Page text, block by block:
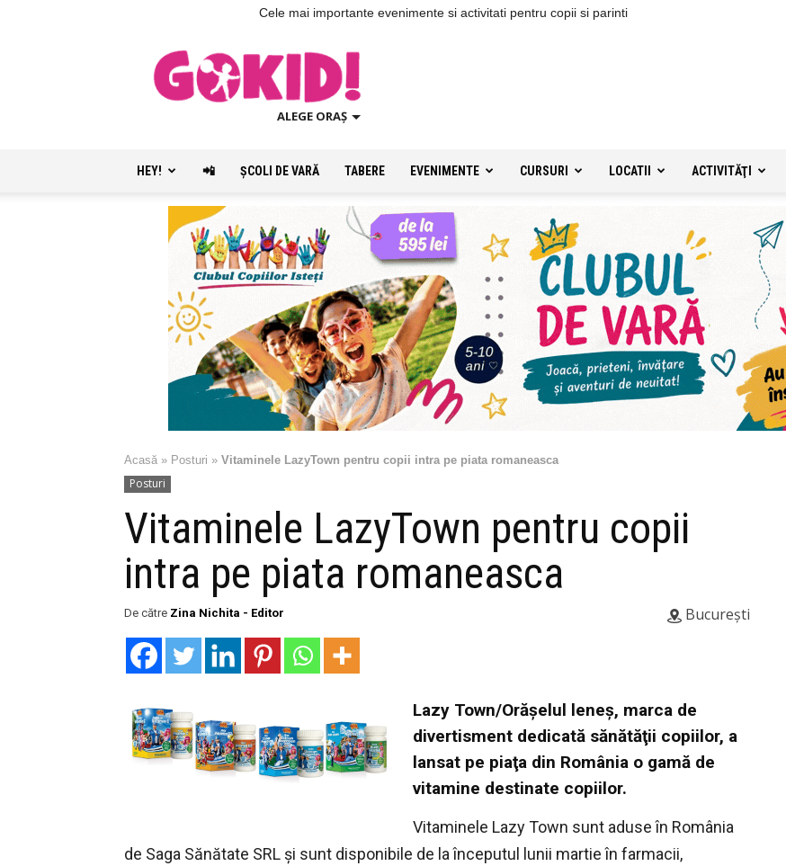
Cele mai importante evenimente si activitati pentru copii si parinti
ALEGE ORAȘ
HEY! 📲 ŞCOLI DE VARĂ TABERE EVENIMENTE CURSURI LOCATII ACTIVITĂŢI
Acasă » Posturi » Vitaminele LazyTown pentru copii intra pe piata romaneasca
Posturi
Vitaminele LazyTown pentru copii
intra pe piata romaneasca
București
De către Zina Nichita - Editor
Lazy Town/Orăşelul leneş, marca de
divertisment dedicată sănătăţii copiilor, a
lansat pe piaţa din România o gamă de
vitamine destinate copiilor.
Vitaminele Lazy Town sunt aduse în România
de Saga Sănătate SRL şi sunt disponibile de la începutul lunii martie în farmacii,